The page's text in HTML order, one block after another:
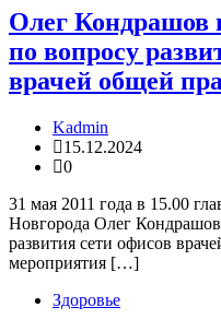
Олег Кондрашов
по вопросу
врачей общей
Kadmin
15.12.2024
0
31 мая 2011 года в 15.00
Новгорода Олег
развития сети офисов
мероприятия […]
Здоровье